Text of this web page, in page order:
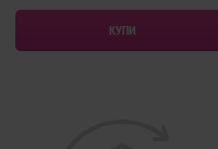
КУПИ